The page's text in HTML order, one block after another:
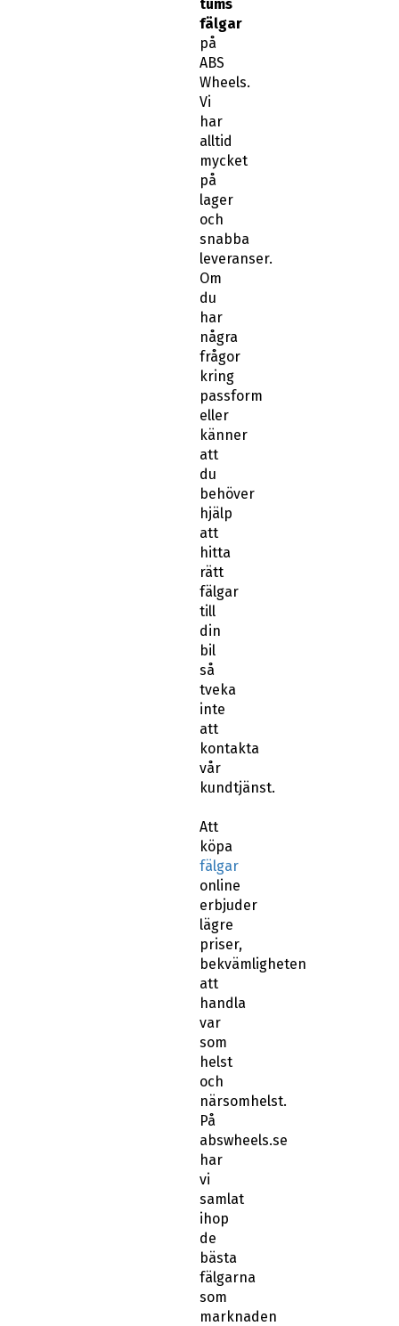
tums
fälgar
på
ABS
Wheels.
Vi
har
alltid
mycket
på
lager
och
snabba
leveranser.
Om
du
har
några
frågor
kring
passform
eller
känner
att
du
behöver
hjälp
att
hitta
rätt
fälgar
till
din
bil
så
tveka
inte
att
kontakta
vår
kundtjänst.
Att
köpa
fälgar
online
erbjuder
lägre
priser,
bekvämligheten
att
handla
var
som
helst
och
närsomhelst.
På
abswheels.se
har
vi
samlat
ihop
de
bästa
fälgarna
som
marknaden